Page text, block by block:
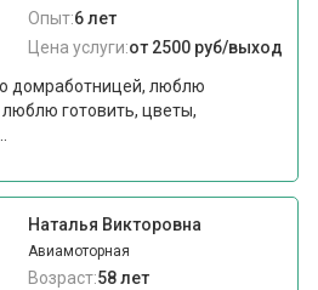
Опыт:6 лет
Цена услуги:от 2500 руб/выход
домработницей, люблю
готовить, цветы,
Наталья Викторовна
Авиамоторная
Возраст:58 лет